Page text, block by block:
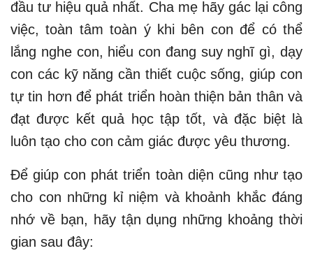
đầu tư hiệu quả nhất. Cha mẹ hãy gác lại công
việc, toàn tâm toàn ý khi bên con để có thể
lắng nghe con, hiểu con đang suy nghĩ gì, dạy
con các kỹ năng cần thiết cuộc sống, giúp con
tự tin hơn để phát triển hoàn thiện bản thân và
đạt được kết quả học tập tốt, và đặc biệt là
luôn tạo cho con cảm giác được yêu thương.
Để giúp con phát triển toàn diện cũng như tạo
cho con những kỉ niệm và khoảnh khắc đáng
nhớ về bạn, hãy tận dụng những khoảng thời
gian sau đây: